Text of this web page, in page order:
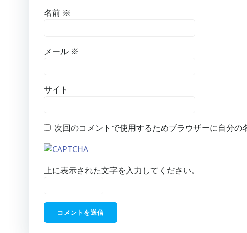
名前 ※
メール ※
サイト
次回のコメントで使用するためブラウザーに自分の
上に表示された文字を入力してください。